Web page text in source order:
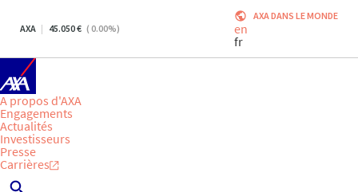
AXA 45.050 ( 0.00%)
AXA DANS LE MONDE
en
fr
A propos d'AXA
Engagements
Actualités
Investisseurs
Presse
Carrières